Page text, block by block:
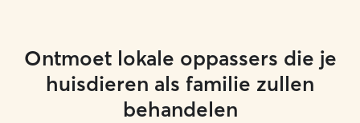
Ontmoet lokale oppassers die je
huisdieren als familie zullen
behandelen